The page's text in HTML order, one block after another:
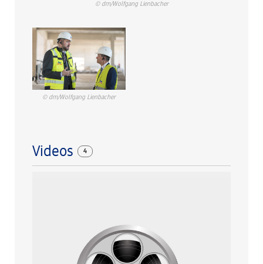
© dm/Wolfgang Lienbacher
© dm/Wolfgang Lienbacher
Videos 4